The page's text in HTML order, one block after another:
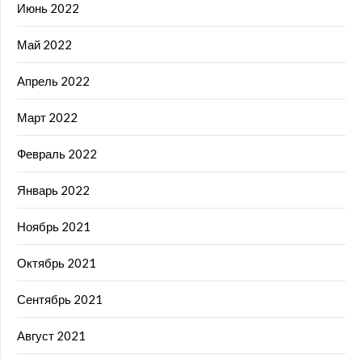
Июнь 2022
Май 2022
Апрель 2022
Март 2022
Февраль 2022
Январь 2022
Ноябрь 2021
Октябрь 2021
Сентябрь 2021
Август 2021